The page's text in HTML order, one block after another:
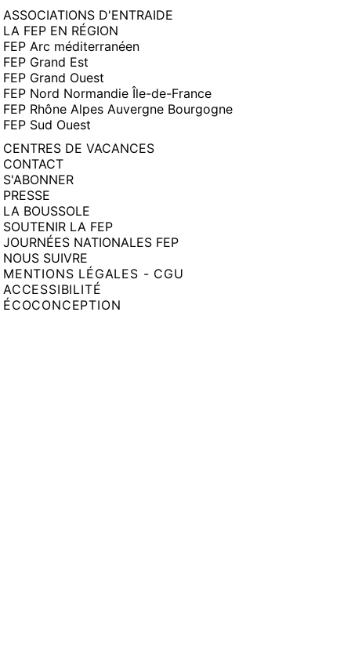
ASSOCIATIONS D'ENTRAIDE
LA FEP EN RÉGION
FEP Arc méditerranéen
FEP Grand Est
FEP Grand Ouest
FEP Nord Normandie Île-de-France
FEP Rhône Alpes Auvergne Bourgogne
FEP Sud Ouest
CENTRES DE VACANCES
CONTACT
S'ABONNER
PRESSE
LA BOUSSOLE
SOUTENIR LA FEP
JOURNÉES NATIONALES FEP
NOUS SUIVRE
MENTIONS LÉGALES - CGU
ACCESSIBILITÉ
ÉCOCONCEPTION